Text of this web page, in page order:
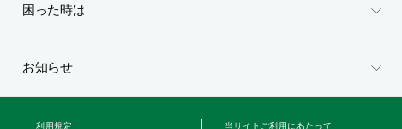
困った時は
お知らせ
利用規定 当サイトご利用にあたって